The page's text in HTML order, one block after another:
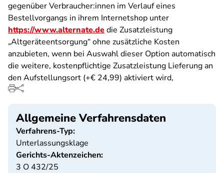
gegenüber Verbraucher:innen im Verlauf eines
Bestellvorgangs in ihrem Internetshop unter
https://www.alternate.dedie Zusatzleistung
„Altgeräteentsorgung“ ohne zusätzliche Kosten
anzubieten, wenn bei Auswahl dieser Option automatisch
die weitere, kostenpflichtige Zusatzleistung Lieferung an
den Aufstellungsort (+€ 24,99) aktiviert wird,
Allgemeine Verfahrensdaten
Verfahrens-Typ:
Unterlassungsklage
Gerichts-Aktenzeichen:
3 O 432/25